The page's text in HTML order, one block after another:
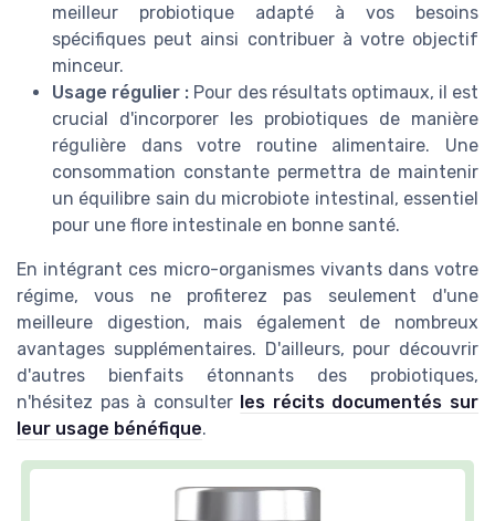
meilleur probiotique adapté à vos besoins
spécifiques peut ainsi contribuer à votre objectif
minceur.
Usage régulier : Pour des résultats optimaux, il est
crucial d'incorporer les probiotiques de manière
régulière dans votre routine alimentaire. Une
consommation constante permettra de maintenir
un équilibre sain du microbiote intestinal, essentiel
pour une flore intestinale en bonne santé.
En intégrant ces micro-organismes vivants dans votre
régime, vous ne profiterez pas seulement d'une
meilleure digestion, mais également de nombreux
avantages supplémentaires. D'ailleurs, pour découvrir
d'autres bienfaits étonnants des probiotiques,
n'hésitez pas à consulter les récits documentés sur
leur usage bénéfique.